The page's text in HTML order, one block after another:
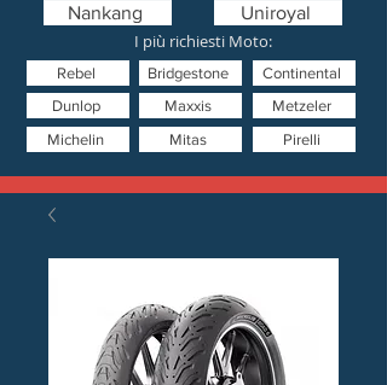
I più richiesti Moto:
Mitas
Nankang
Pirelli
Uniroyal
Metzeler
Dunlop
Bridgestone Continental
Michelin
Rebel
Maxxis